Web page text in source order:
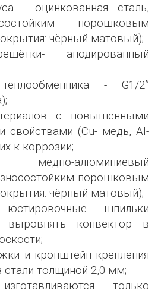
- оцинкованная сталь,
порошковым
чёрный матовый);
анодированный
- G1/2’’
с повышенными
свойствами (Сu- медь, Al-
к коррозии;
алюминиевый
порошковым
чёрный матовый);
шпильки
выровнять конвектор в
и кронштейн крепления
стали толщиной 2,0 мм;
только